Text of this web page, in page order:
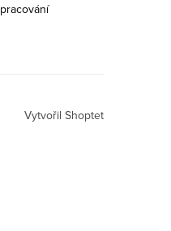
Vytvořil Shoptet